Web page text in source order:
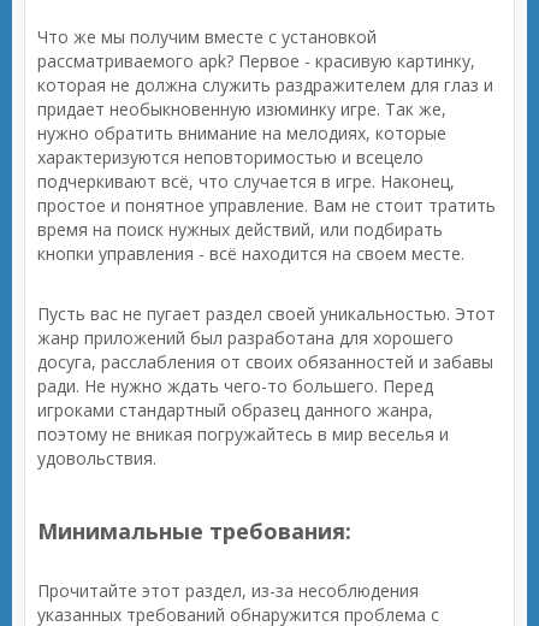
Что же мы получим вместе с установкой
рассматриваемого apk? Первое - красивую картинку,
которая не должна служить раздражителем для глаз и
придает необыкновенную изюминку игре. Так же,
нужно обратить внимание на мелодиях, которые
характеризуются неповторимостью и всецело
подчеркивают всё, что случается в игре. Наконец,
простое и понятное управление. Вам не стоит тратить
время на поиск нужных действий, или подбирать
кнопки управления - всё находится на своем месте.
Пусть вас не пугает раздел своей уникальностью. Этот
жанр приложений был разработана для хорошего
досуга, расслабления от своих обязанностей и забавы
ради. Не нужно ждать чего-то большего. Перед
игроками стандартный образец данного жанра,
поэтому не вникая погружайтесь в мир веселья и
удовольствия.
Минимальные требования:
Прочитайте этот раздел, из-за несоблюдения
указанных требований обнаружится проблема с